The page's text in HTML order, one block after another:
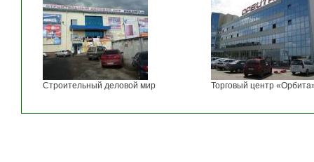
Строительный деловой мир Торговый центр